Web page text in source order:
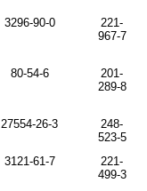
3296-90-0
221-
967-7
80-54-6
201-
289-8
27554-26-3
248-
523-5
3121-61-7
221-
499-3